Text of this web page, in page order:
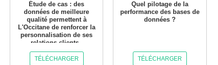
Étude de cas : des
données de meilleure
qualité permettent à
L'Occitane de renforcer la
personnalisation de ses
relations clients.
TÉLÉCHARGER
Quel pilotage de la
performance des bases de
données ?
TÉLÉCHARGER